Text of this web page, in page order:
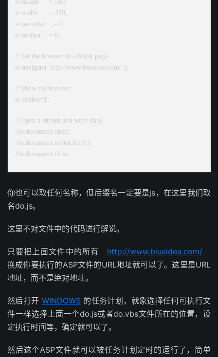
ie.height = 510;
ie.width = 470;
ie.menubar = 0;
ie.toolbar = 0;
// Set the browser to a blank page
ie.navigate("http://www.blueidea.com/");
// Show the browser
ie.visible=1;
// Open a stream and write data.
//ie.document.open;
//ie.document.write( html );
//ie.document.close;
你也可以取任何名称，但后缀名一定要是js，在这里我们取
名do.js。
这里不对文件中的代码进行解说。
只要把上面文件中的所有 http://www.blueidea.com/
换成你要执行的ASP文件的URL地址就可以了。这里是URL
地址，而不是绝对地址。
然后打开 WINDOWS的任务计划，就象选择任何可执行文
件一样选择上面一个do.js或者do.vbs文件所在的位置，设
定执行时间等，确定就可以了。
然后这个ASP文件就可以被任务计划定时的运行了，简单